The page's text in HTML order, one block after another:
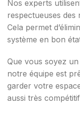
Nos experts
respectueuses
Cela permet
système en bon
Que vous soyez
notre équipe est
garder votre
aussi très